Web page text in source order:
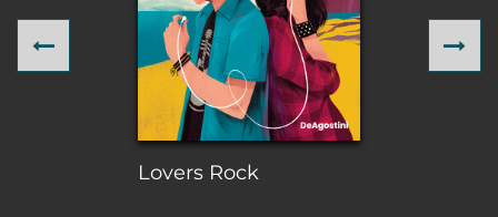
Lovers Rock
Previous